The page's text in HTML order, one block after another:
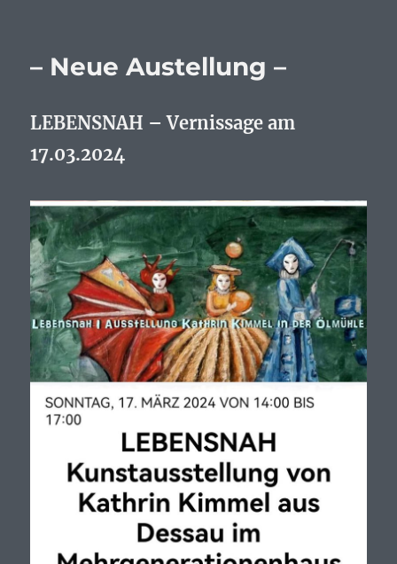
– Neue Austellung –
LEBENSNAH – Vernissage am
17.03.2024